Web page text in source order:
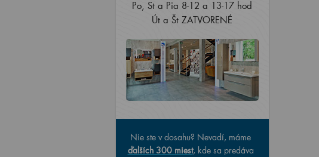
Po, St a Pia 8-12 a 13-17 hod
Út a Št ZATVORENÉ
Nie ste v dosahu? Nevadí, máme
ďalších 300 miest, kde sa predáva